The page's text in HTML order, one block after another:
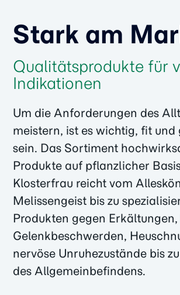
Stark am
Qualitätsprodukte für
Indikationen
Um die Anforderungen des
meistern, ist es wichtig, fit und
sein. Das Sortiment
Produkte auf pflanzlicher
Klosterfrau reicht vom
Melissengeist bis zu
Produkten gegen
Gelenkbeschwerden,
nervöse Unruhezustände bis
des Allgemeinbefindens.